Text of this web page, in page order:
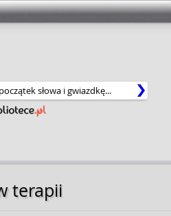
w serwisie
terapii